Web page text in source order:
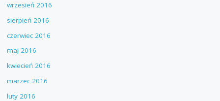
wrzesień 2016
sierpień 2016
czerwiec 2016
maj 2016
kwiecień 2016
marzec 2016
luty 2016